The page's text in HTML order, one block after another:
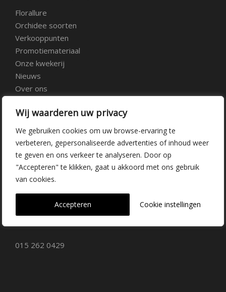
Wij waarderen uw privacy
We gebruiken cookies om uw browse-ervaring te
verbeteren, gepersonaliseerde advertenties of inhoud weer
te geven en ons verkeer te analyseren. Door op
"Accepteren" te klikken, gaat u akkoord met ons gebruik
van cookies.
Cookie instellingen
Accepteren
Florallure
Orchidee soorten
Verkooppunten
Promotiemateriaal
Onze kwekerij
Nieuws
Over ons
Vacatures
Contact
Kwekerij Delfgauw
Vrederustlaan 10
2645 AW Delfgauw
015 262 0429